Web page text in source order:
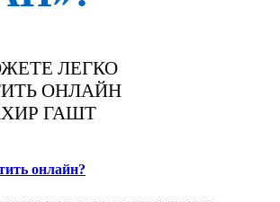
ЛЕГКО
ОНЛАЙН
ГАШТ
онлайн?